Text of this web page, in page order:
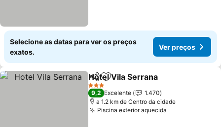
Selecione as datas para ver os preços
exatos.
Ver preços
PartilharAdicionar aos favoritos
Hotel Vila Serrana
3 Estrelas
9,2 Excelente
1.470
a 1.2 km de Centro da cidade
Piscina exterior aquecida